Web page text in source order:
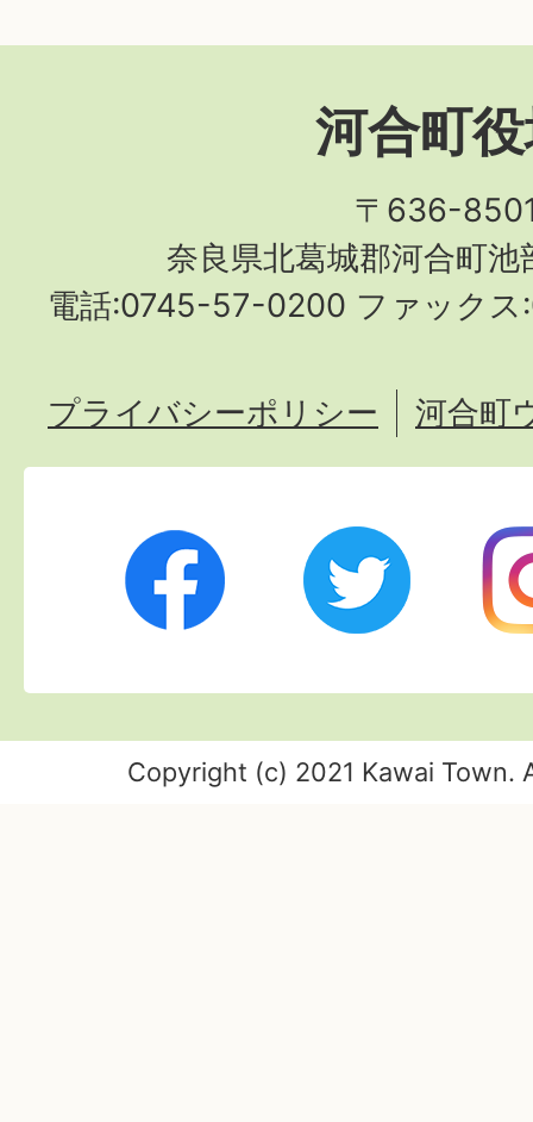
河合町
〒636-
奈良県北葛城郡河合町池
電話:0745-57-0200 ファック
Facebook Twitter
プライバシーポリシー 河合町
Copyright (c) 2021 Kawai Town.